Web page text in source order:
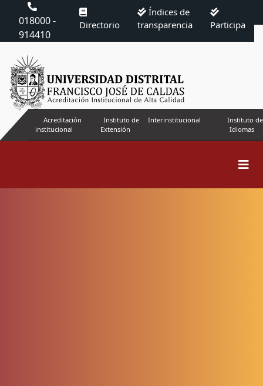
018000 -
914410
Directorio
Índices de
transparencia
Participa
Acreditación
institucional
Instituto de
Extensión
Interinstitucional
Instituto de
Idiomas